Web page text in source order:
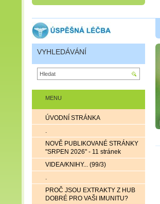
MENU
ÚVODNÍ STRÁNKA
.
NOVĚ PUBLIKOVANÉ STRÁNKY
"SRPEN 2026" - 11 stránek
VIDEA/KNIHY... (99/3)
.
PROČ JSOU EXTRAKTY Z HUB
DOBRÉ PRO VAŠI IMUNITU?
VYHLEDÁVÁNÍ